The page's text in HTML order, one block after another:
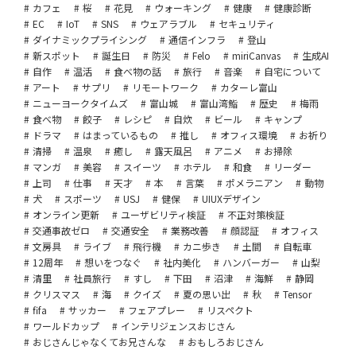
カフェ
桜 花見 ウォーキング 健康
健康診断
EC
IoT SNS ウェアラブル
セキュリティ
ダイナミックプライシング
通信インフラ
登山
新スポット
誕生日 防災 Felo miriCanvas
生成AI
自作
温活 食べ物の話 旅行 音楽
自宅について
アート
サプリ リモートワーク
カターレ富山
ニューヨークタイムズ
富山城 富山湾鮨 歴史
梅雨
食べ物
餃子 レシピ 自炊 ビール
キャンプ
ドラマ
はまっているもの 推し オフィス環境
お祈り
清掃
温泉 癒し 露天風呂 アニメ
お掃除
マンガ
美容 スイーツ ホテル 和食
リーダー
上司
仕事 天才 本 言葉 ポメラニアン
動物
犬
スポーツ USJ 健保
UIUXデザイン
オンライン更新
ユーザビリティ検証
不正対策検証
交通事故ゼロ
交通安全 業務改善 顔認証
オフィス
文房具
ライブ 飛行機 カニ歩き 土間
自転車
12周年
想いをつなぐ 社内美化 ハンバーガー
山梨
清里
社員旅行 すし 下田 沼津 海鮮
静岡
クリスマス
海 クイズ 夏の思い出 秋
Tensor
fifa
サッカー フェアプレー
リスペクト
ワールドカップ
インテリジェンスおじさん
おじさんじゃなくてお兄さんな
おもしろおじさん